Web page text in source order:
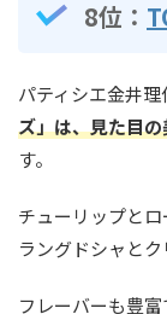
8位：
パティシエ金井
ズ」は、見た目
す。
チューリップと
ラングドシャと
フレーバーも豊